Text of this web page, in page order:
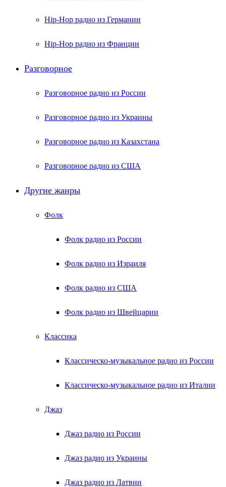
Hip-Hop радио из Германии
Hip-Hop радио из Франции
Разговорное
Разговорное радио из России
Разговорное радио из Украины
Разговорное радио из Казахстана
Разговорное радио из США
Другие жанры
Фолк
Фолк радио из России
Фолк радио из Израиля
Фолк радио из США
Фолк радио из Швейцарии
Классика
Классическо-музыкальное радио из России
Классическо-музыкальное радио из Италии
Джаз
Джаз радио из России
Джаз радио из Украины
Джаз радио из Латвии